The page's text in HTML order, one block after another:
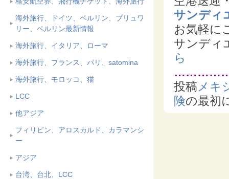
海外旅行、ドイツ、ベルリン、ブリュワ
リー、ベルリン最新情報
海外旅行、イタリア、ローマ
海外旅行、フランス、パリ、satomina
海外旅行、モロッコ、猫
LCC
他アジア
フィリピン、アロスカルド、カラマンシ
ー
アジア
台湾、台北、LCC
サンディ
お気軽に
サンディ
ら
投稿 メキ
険の最初